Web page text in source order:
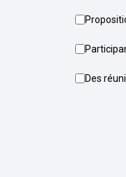
Des